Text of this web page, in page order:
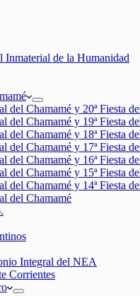
Inmaterial de la Humanidad
del Chamamé y 20ª Fiesta
del Chamamé y 19ª Fiesta
del Chamamé y 18ª Fiesta
del Chamamé y 17ª Fiesta
del Chamamé y 16ª Fiesta
del Chamamé y 15ª Fiesta
del Chamamé y 14ª Fiesta
del Chamamé
Integral del NEA
Corrientes